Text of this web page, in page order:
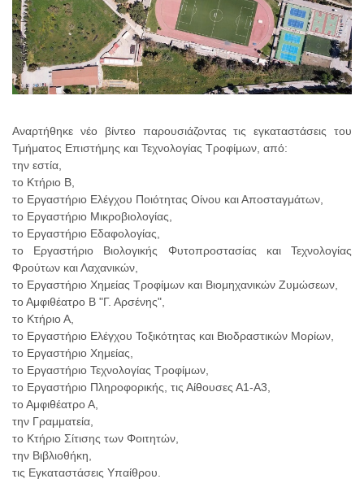
Αναρτήθηκε νέο βίντεο παρουσιάζοντας τις εγκαταστάσεις του
Τμήματος Επιστήμης και Τεχνολογίας Τροφίμων, από:
την εστία,
το Κτήριο Β,
το Εργαστήριο Ελέγχου Ποιότητας Οίνου και Αποσταγμάτων,
το Εργαστήριο Μικροβιολογίας,
το Εργαστήριο Εδαφολογίας,
το Εργαστήριο Βιολογικής Φυτοπροστασίας και Τεχνολογίας
Φρούτων και Λαχανικών,
το Εργαστήριο Χημείας Τροφίμων και Βιομηχανικών Ζυμώσεων,
το Αμφιθέατρο Β "Γ. Αρσένης",
το Κτήριο Α,
το Εργαστήριο Ελέγχου Τοξικότητας και Βιοδραστικών Μορίων,
το Εργαστήριο Χημείας,
το Εργαστήριο Τεχνολογίας Τροφίμων,
το Εργαστήριο Πληροφορικής, τις Αίθουσες Α1-Α3,
το Αμφιθέατρο Α,
την Γραμματεία,
το Κτήριο Σίτισης των Φοιτητών,
την Βιβλιοθήκη,
τις Εγκαταστάσεις Υπαίθρου.